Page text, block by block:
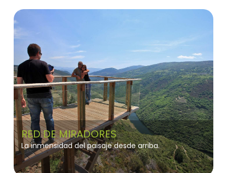
RED DE MIRADORES
La inmensidad del paisaje desde arriba.